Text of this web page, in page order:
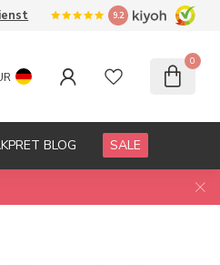
9.2
0
BLOG SALE